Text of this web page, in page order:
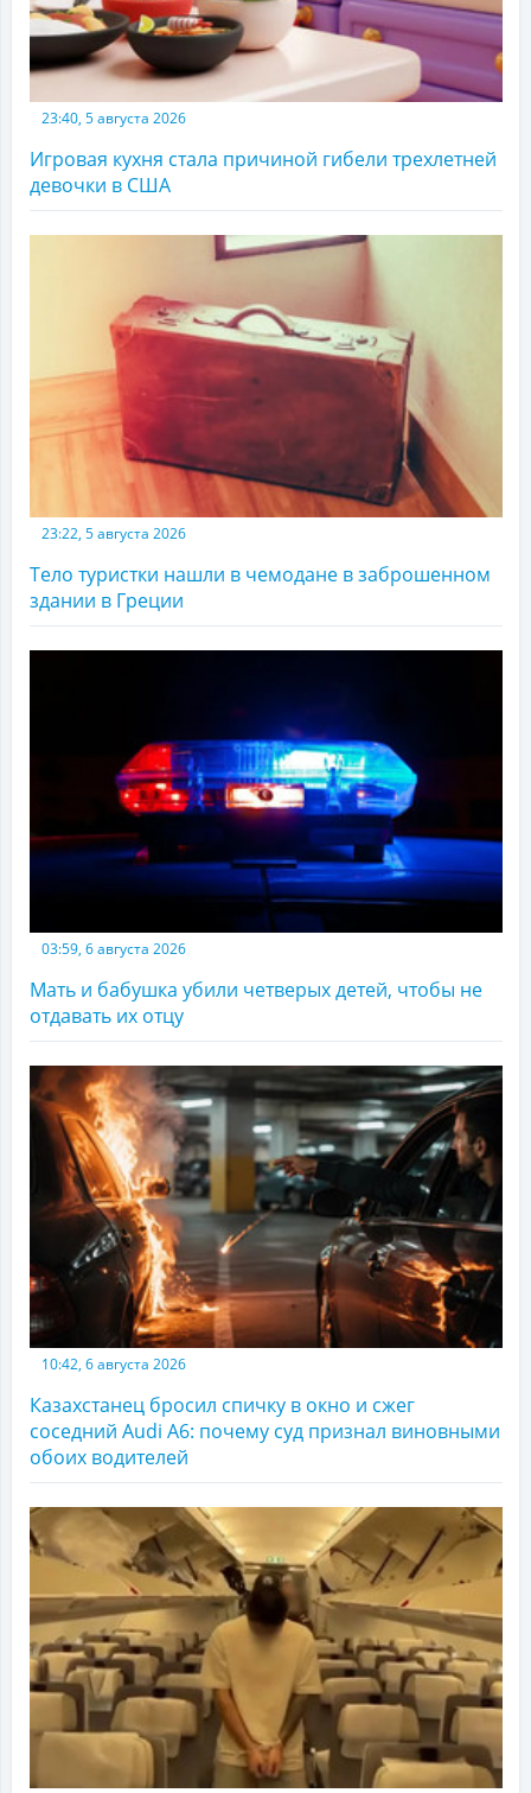
23:40, 5 августа 2026
Игровая кухня стала причиной гибели трехлетней
девочки в США
23:22, 5 августа 2026
Тело туристки нашли в чемодане в заброшенном
здании в Греции
03:59, 6 августа 2026
Мать и бабушка убили четверых детей, чтобы не
отдавать их отцу
10:42, 6 августа 2026
Казахстанец бросил спичку в окно и сжег
соседний Audi A6: почему суд признал виновными
обоих водителей